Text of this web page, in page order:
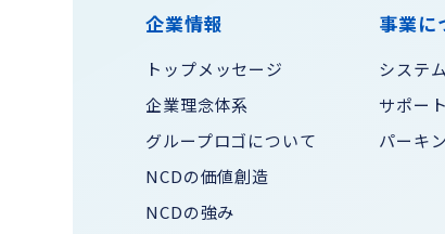
企業情報
トップメッセージ
企業理念体系
グループロゴについて
NCDの価値創造
NCDの強み
事業に
システ
サポー
パーキ